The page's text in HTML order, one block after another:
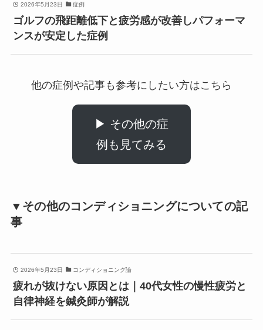
2026年5月23日 症例
ゴルフの飛距離低下と疲労感が改善しパフォーマ
ンスが安定した症例
他の症例や記事も参考にしたい方はこちら
▶ その他の症
例も見てみる
▼その他のコンディショニングについての記
事
2026年5月23日 コンディショニング論
疲れが抜けない原因とは｜40代女性の慢性疲労と
自律神経を鍼灸師が解説